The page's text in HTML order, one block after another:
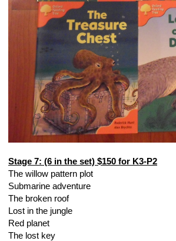
Stage 7: (6 in the set) $150 for K3-P2
The willow pattern plot
Submarine adventure
The broken roof
Lost in the jungle
Red planet
The lost key